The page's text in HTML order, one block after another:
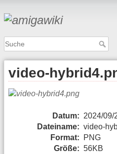
video-
Datum: 2024/09/
Dateiname: video-
Format:
PNG
Größe: 56KB